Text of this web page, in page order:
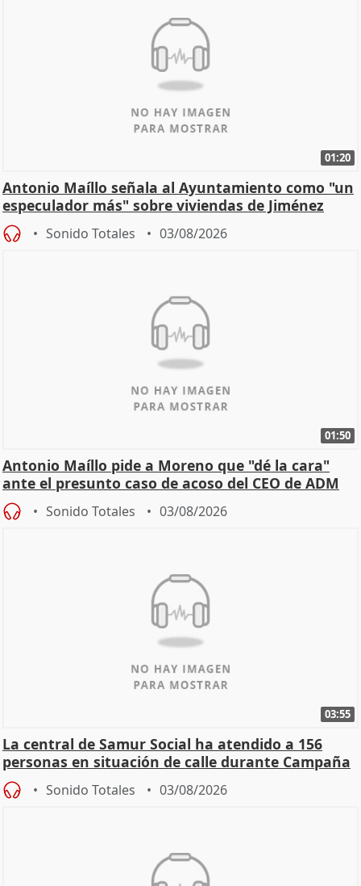
01:20
Antonio Maíllo señala al Ayuntamiento como "un
especulador más" sobre viviendas de Jiménez
Becerril
Sonido Totales 03/08/2026
01:50
Antonio Maíllo pide a Moreno que "dé la cara"
ante el presunto caso de acoso del CEO de ADM
Sonido Totales 03/08/2026
03:55
La central de Samur Social ha atendido a 156
personas en situación de calle durante Campaña
de Calor
Sonido Totales 03/08/2026